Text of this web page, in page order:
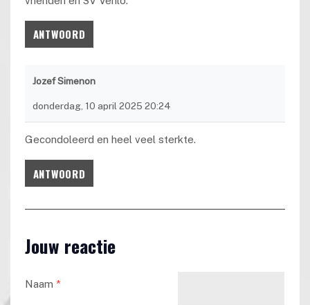
ANTWOORD
Jozef Simenon
donderdag, 10 april 2025 20:24
Gecondoleerd en heel veel sterkte.
ANTWOORD
Jouw reactie
Naam *